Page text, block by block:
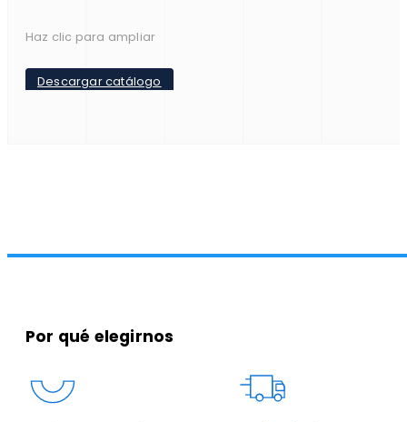
Haz clic para ampliar
Descargar catálogo
Por qué elegirnos